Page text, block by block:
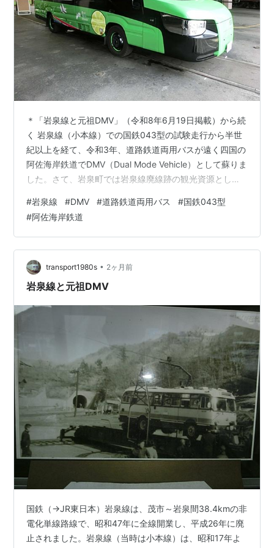
＊「岩泉線と元祖DMV」（令和8年6月19日掲載）から続
く 岩泉線（小本線）での国鉄043型の試験走行から半世
紀以上を経て、令和3年、道路鉄道両用バスが遠く四国の
阿佐海岸鉄道でDMV（Dual Mode Vehicle）として蘇りま
した。さて、岩泉町では岩泉線廃線跡の観光資源として
られた区間と引き続きJR東日本が保有する区間が混在
し、また廃止後の災害で崩壊した箇所もあり、町内区間
全線で例えばトロッコ列車を運行するような施策は不可
能でした。このため、関係する大学のゼミで、定期観光
バスとしてDMVを導入し、走行可能な区間は鉄道路線を
走行するツアーが…
#岩泉線 #DMV #道路鉄道両用バス #国鉄043型
#阿佐海岸鉄道
transport1980s • 2ヶ月前
岩泉線と元祖DMV
国鉄（→JR東日本）岩泉線は、茂市～岩泉間38.4kmの非
電化単線路線で、昭和47年に全線開業し、平成26年に廃
止されました。岩泉線（当時は小本線）は、昭和17年よ